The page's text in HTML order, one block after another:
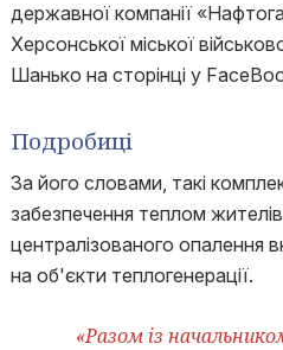
державної компанії
Херсонської міської
Шанько на сторінці у
Подробиці
За його словами, такі
забезпечення теплом
централізованого опалення
на об'єкти теплогенерації.
«Разом із